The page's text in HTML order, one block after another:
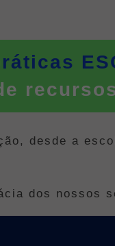
desde a
dos nossos